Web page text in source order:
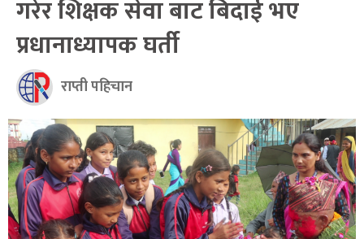
गरेर शिक्षक सेवा बाट बिदाई भए
प्रधानाध्यापक घर्ती
राप्ती पहिचान